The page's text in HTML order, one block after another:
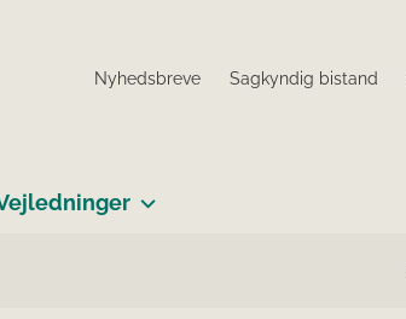
Nyhedsbreve Sagkyndig bistand